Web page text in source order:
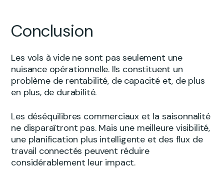
Conclusion
Les vols à vide ne sont pas seulement une
nuisance opérationnelle. Ils constituent un
problème de rentabilité, de capacité et, de plus
en plus, de durabilité.
Les déséquilibres commerciaux et la saisonnalité
ne disparaîtront pas. Mais une meilleure visibilité,
une planification plus intelligente et des flux de
travail connectés peuvent réduire
considérablement leur impact.